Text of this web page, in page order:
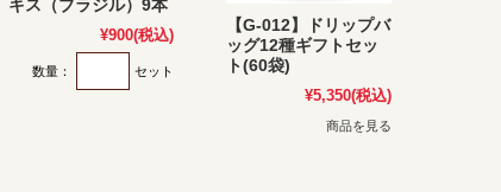
キス（ブラジル）9本
¥900(税込)
数量： セット
【G-012】ドリップバ
ッグ12種ギフトセッ
ト(60袋)
¥5,350(税込)
商品を見る